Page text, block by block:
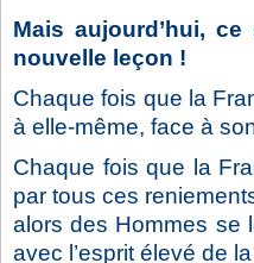
Mais aujourd’hui,
nouvelle leçon !
Chaque fois que la
à elle-même, face à
Chaque fois que la
par tous ces
alors des Hommes se
avec l’esprit élevé de